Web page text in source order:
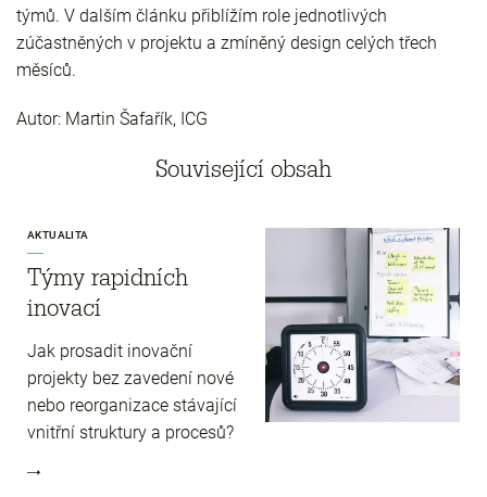
týmů. V dalším článku přiblížím role jednotlivých
zúčastněných v projektu a zmíněný design celých třech
měsíců.
Autor: Martin Šafařík, ICG
Související obsah
AKTUALITA
Týmy rapidních
inovací
Jak prosadit inovační
projekty bez zavedení nové
nebo reorganizace stávající
vnitřní struktury a procesů?